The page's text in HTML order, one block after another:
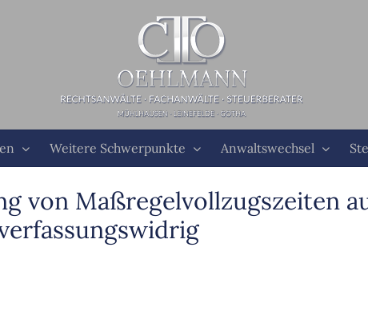
Weitere Schwerpunkte Anwaltswechsel
von Maßregelvollzugszeiten